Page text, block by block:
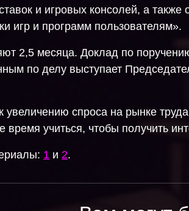
и игровых консолей, а
игр и программ пользователям».
2,5 месяца. Доклад по
по делу выступает
увеличению спроса на рынке
время учиться, чтобы получить
1 и 2.